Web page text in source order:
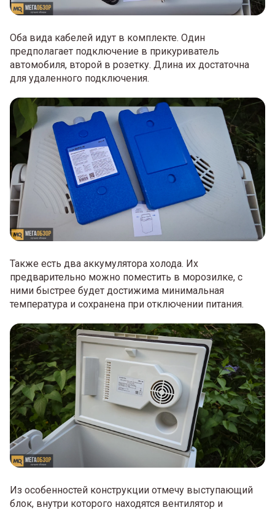
Оба вида кабелей идут в комплекте. Один
предполагает подключение в прикуриватель
автомобиля, второй в розетку. Длина их достаточна
для удаленного подключения.
Также есть два аккумулятора холода. Их
предварительно можно поместить в морозилке, с
ними быстрее будет достижима минимальная
температура и сохранена при отключении питания.
Из особенностей конструкции отмечу выступающий
блок, внутри которого находятся вентилятор и